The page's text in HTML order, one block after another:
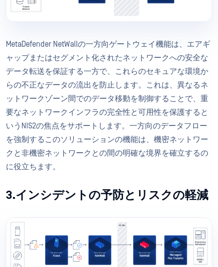
MetaDefender NetWallの一方向ゲートウェイ機能は、エアギ
ャップまたはセグメント化されたネットワークへの安全な
データ転送を保証する一方で、これらのセキュアな環境か
らの不正なデータの流出を防止します。これは、異なるネ
ットワークゾーン間でのデータ移動を制御することで、重
要なネットワークインフラの完全性と可用性を保護すると
いうNIS2の焦点をサポートします。一方向のデータフロー
を強制するこのソリューションの機能は、機密ネットワー
クと非機密ネットワークとの間の明確な境界を確立するの
に役立ちます。
3.インシデントの予防とリスクの軽減